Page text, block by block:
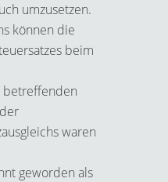
umzusetzen.
können die
beim
betreffenden
waren
geworden als